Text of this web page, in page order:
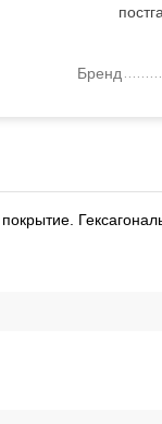
Бренд